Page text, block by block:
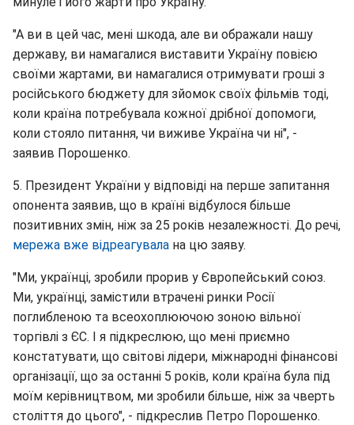
"А ви в цей час, мені шкода, але ви ображали нашу
державу, ви намагалися виставити Україну повією
своїми жартами, ви намагалися отримувати гроші з
російського бюджету для зйомок своїх фільмів тоді,
коли країна потребувала кожної дрібної допомоги,
коли стояло питання, чи виживе Україна чи ні", -
заявив Порошенко.
5. Президент України у відповіді на перше запитання
опонента заявив, що в країні відбулося більше
позитивних змін, ніж за 25 років незалежності. До речі,
мережа вже відреагувала на цю заяву.
"Ми, українці, зробили прорив у Європейський союз.
Ми, українці, замістили втрачені ринки Росії
поглибленою та всеохоплюючою зоною вільної
торгівлі з ЄС. І я підкреслюю, що мені приємно
констатувати, що світові лідери, міжнародні фінансові
організації, що за останні 5 років, коли країна була під
моїм керівництвом, ми зробили більше, ніж за чверть
століття до цього", - підкреслив Петро Порошенко.